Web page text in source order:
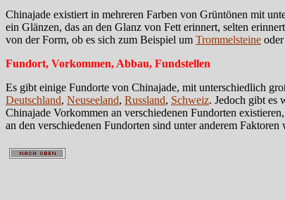
Chinajade existiert in mehreren Farben von Grüntönen mit
ein Glänzen, das an den Glanz von Fett erinnert, selten
von der Form, ob es sich zum Beispiel um Trommelsteine oder
Fundort, Vorkommen, Abbau, Fundstellen
Es gibt einige Fundorte von Chinajade, mit unterschiedlich
Deutschland, Neuseeland, Russland, Schweiz. Jedoch gibt es
Chinajade Vorkommen an verschiedenen Fundorten
an den verschiedenen Fundorten sind unter anderem